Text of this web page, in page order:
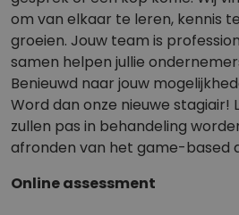
om van elkaar te leren, kennis
groeien. Jouw team is
samen helpen jullie
Benieuwd naar jouw
Word dan onze nieuwe stagiair!
zullen pas in behandeling
afronden van het game-based
Online assessment